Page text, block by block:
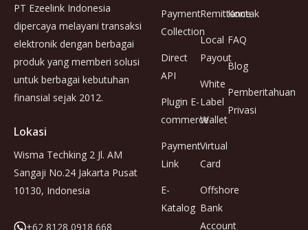
PT Ezeelink Indonesia
dipercaya melayani transaksi
elektronik dengan berbagai
produk yang memberi solusi
untuk berbagai kebutuhan
finansial sejak 2012.
Lokasi
Wisma Techking 2 Jl. AM
Sangaji No.24 Jakarta Pusat
10130, Indonesia
+62 8128 0918 668
Payment
Collection
Direct
API
Plugin E-
commerce
Payment
Link
E-
Katalog
Remittance
Local
Payout
White
Label
Wallet
Virtual
Card
Offshore
Bank
Account
Kontak
FAQ
Blog
Pemberitahuan
Privasi